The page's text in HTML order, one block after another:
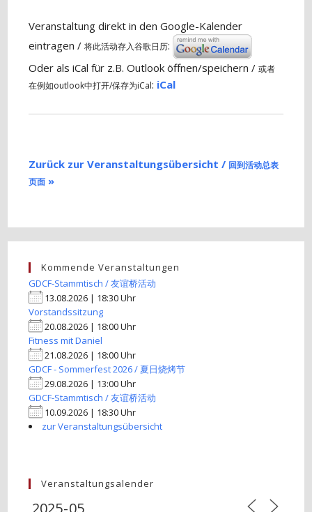
Veranstaltung direkt in den Google-Kalender
eintragen /将此活动存入谷歌日历:
Oder als iCal für z.B. Outlook öffnen/speichern /或者
在例如outlook中打开/保存为iCal: iCal
Zurück zur Veranstaltungsübersicht / 回到活动总表
页面 »
Kommende Veranstaltungen
GDCF-Stammtisch / 友谊桥活动
13.08.2026 | 18:30 Uhr
Vorstandssitzung
20.08.2026 | 18:00 Uhr
Fitness mit Daniel
21.08.2026 | 18:00 Uhr
GDCF - Sommerfest 2026 / 夏日烧烤节
29.08.2026 | 13:00 Uhr
GDCF-Stammtisch / 友谊桥活动
10.09.2026 | 18:30 Uhr
zur Veranstaltungsübersicht
Veranstaltungsalender